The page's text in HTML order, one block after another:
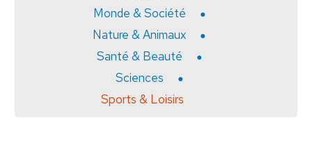
Monde & Société
Nature & Animaux
Santé & Beauté
Sciences
Sports & Loisirs